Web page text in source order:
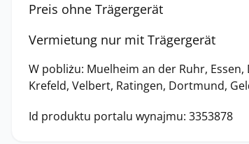
Preis ohne Trägergerät
Vermietung nur mit Trägergerät
W pobliżu: Muelheim an der Ruhr,
Krefeld, Velbert, Ratingen, Dortmund,
Id produktu portalu wynajmu: 3353878